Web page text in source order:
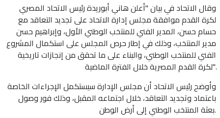
وقال الاتحاد في بيان "أعلن هاني أبوريدة رئيس الاتحاد المصري
لكرة القدم موافقة مجلس إدارة الاتحاد على تجديد التعاقد مع
حسام حسن، المدير ‌الفني للمنتخب الوطني الأول، وإبراهيم حسن
مدير المنتخب، وذلك في إطار حرص المجلس على استكمال المشروع
الفني للمنتخب الوطني، والبناء على ما ‌تحقق من إنجازات تاريخية
لكرة القدم المصرية خلال ‌الفترة الماضية".
وأوضح رئيس الاتحاد أن مجلس الإدارة سيستكمل الإجراءات ‌الخاصة
باعتماد وتجديد التعاقد، خلال ‌اجتماعه المقبل، وذلك فور وصول
بعثة المنتخب الوطني إلى أرض الوطن.